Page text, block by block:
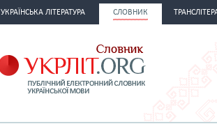
УКРАЇНСЬКА ЛІТЕРАТУРА СЛОВНИК